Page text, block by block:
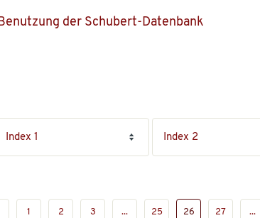
der Schubert-Datenbank
1 2 3 ... 25 26 27 ...